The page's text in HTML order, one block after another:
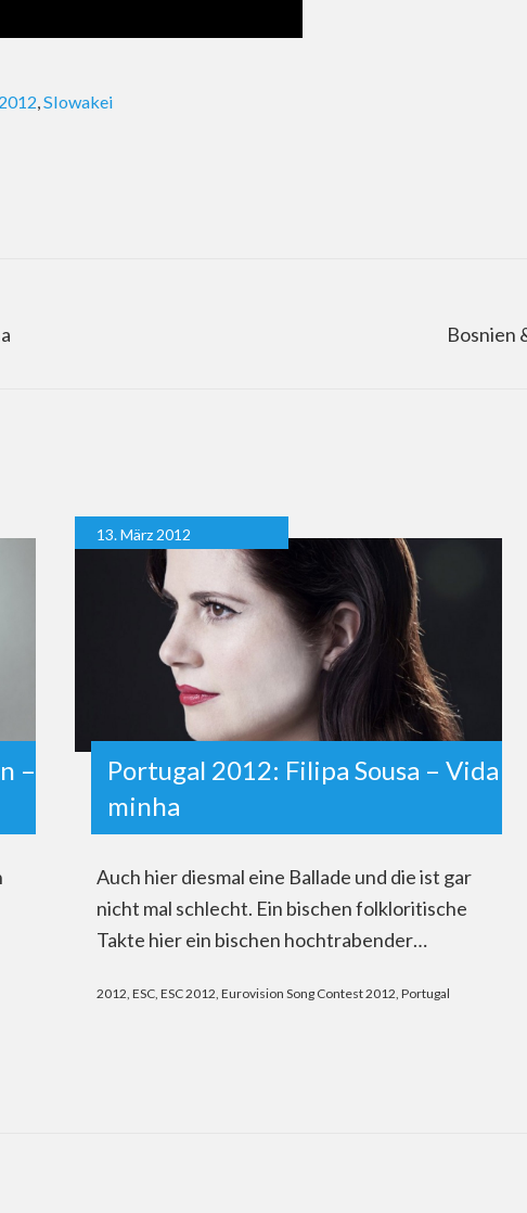
,Slowakei
Bosnien
–
13. März 2012
Portugal 2012: Filipa Sousa – Vida
minha
Auch hier diesmal eine Ballade und die ist gar
nicht mal schlecht. Ein bischen folkloritische
Takte hier ein bischen hochtrabender…
2012 ESC ESC 2012 Eurovision Song Contest 2012 Portugal